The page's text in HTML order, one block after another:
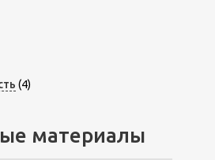
(4)
материалы